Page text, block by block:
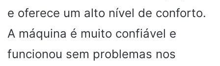
e oferece um alto nível de conforto.
A máquina é muito confiável e
funcionou sem problemas nos